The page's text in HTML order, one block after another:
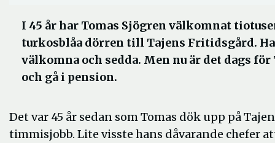
I 45 år har Tomas Sjögren välkomnat
turkosblåa dörren till Tajens Fritidsgård.
välkomna och sedda. Men nu är det dags
och gå i pension.
Det var 45 år sedan som Tomas dök upp på
timmisjobb. Lite visste hans dåvarande chefer